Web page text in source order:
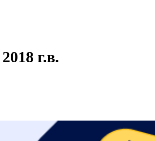
г.в.